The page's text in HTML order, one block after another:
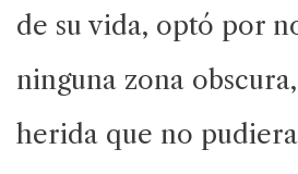
de su vida, optó por
ninguna zona
herida que no